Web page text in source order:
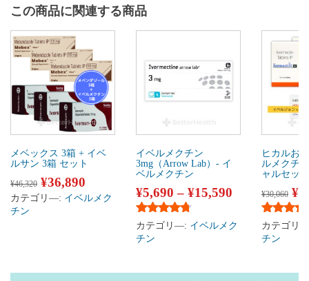
この商品に関連する商品
メベックス 3箱 + イベ
ルサン 3箱 セット
¥46,320 ¥36,890
カテゴリ―: イベルメク
チン
イベルメクチン
3mg（Arrow Lab）- イ
ベルメクチン
¥5,690 – ¥15,590
5段階中 4.60の評価
カテゴリ―: イベルメク
チン
ヒカルお
ルメクチ
ャルセット
¥30,060 ¥
5段階中
カテゴリ
チン